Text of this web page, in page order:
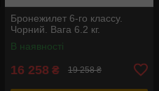
Бронежилет 6-го классу.
Чорний. Вага 6.2 кг.
В наявності
16 258 ₴ 19 258 ₴